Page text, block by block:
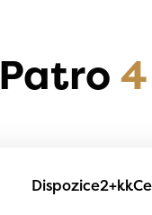
Patro
Dispozice2+kk